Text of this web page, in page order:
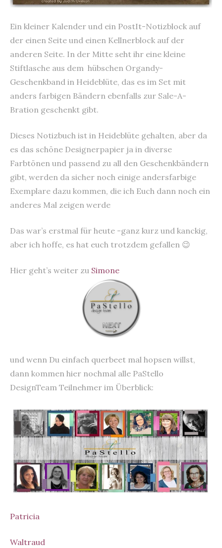
Ein kleiner Kalender und ein PostIt-Notizblock auf
der einen Seite und einen Kellnerblock auf der
anderen Seite. In der Mitte seht ihr eine kleine
Stiftlasche aus dem hübschen Organdy-
Geschenkband in Heideblüte, das es im Set mit
anders farbigen Bändern ebenfalls zur Sale-A-
Bration geschenkt gibt.
Dieses Notizbuch ist in Heideblüte gehalten, aber da
es das schöne Designerpapier ja in diverse
Farbtönen und passend zu all den Geschenkbändern
gibt, werden da sicher noch einige andersfarbige
Exemplare dazu kommen, die ich Euch dann noch ein
anderes Mal zeigen werde
Das war’s erstmal für heute -ganz kurz und kanckig,
aber ich hoffe, es hat euch trotzdem gefallen 😉
Hier geht’s weiter zu Simone
und wenn Du einfach querbeet mal hopsen willst,
dann kommen hier nochmal alle PaStello
DesignTeam Teilnehmer im Überblick:
Patricia
Waltraud